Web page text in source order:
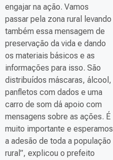
engajar na ação. Vamos
passar pela zona rural levando
também essa mensagem de
preservação da vida e dando
os materiais básicos e as
informações para isso. São
distribuídos máscaras, álcool,
panfletos com dados e uma
carro de som dá apoio com
mensagens sobre as ações. É
muito importante e esperamos
a adesão de toda a população
rural”, explicou o prefeito